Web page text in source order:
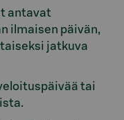
antavat
ilmaisen päivän,
jatkuva
tai